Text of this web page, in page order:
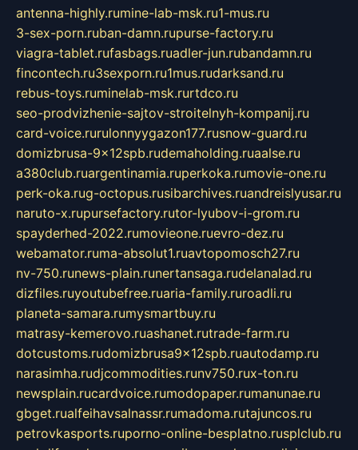
antenna-highly.rumine-lab-msk.ru1-mus.ru
3-sex-porn.ruban-damn.rupurse-factory.ru
viagra-tablet.rufasbags.ruadler-jun.rubandamn.ru
fincontech.ru3sexporn.ru1mus.rudarksand.ru
rebus-toys.ruminelab-msk.rurtdco.ru
seo-prodvizhenie-sajtov-stroitelnyh-kompanij.ru
card-voice.rurulonnyygazon177.rusnow-guard.ru
domizbrusa-9x12spb.rudemaholding.ruaalse.ru
a380club.ruargentinamia.ruperkoka.rumovie-one.ru
perk-oka.rug-octopus.rusibarchives.ruandreislyusar.ru
naruto-x.rupursefactory.rutor-lyubov-i-grom.ru
spayderhed-2022.rumovieone.ruevro-dez.ru
webamator.ruma-absolut1.ruavtopomosch27.ru
nv-750.runews-plain.runertansaga.rudelanalad.ru
dizfiles.ruyoutubefree.ruaria-family.ruroadli.ru
planeta-samara.rumysmartbuy.ru
matrasy-kemerovo.ruashanet.rutrade-farm.ru
dotcustoms.rudomizbrusa9x12spb.ruautodamp.ru
narasimha.rudjcommodities.runv750.rux-ton.ru
newsplain.rucardvoice.rumodopaper.rumanunae.ru
gbget.rualfeihavsalnassr.rumadoma.rutajuncos.ru
petrovkasports.ruporno-online-besplatno.rusplclub.ru